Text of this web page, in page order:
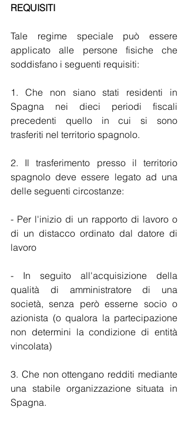
REQUISITI
Tale regime speciale può essere
applicato alle persone fisiche che
soddisfano i seguenti requisiti:
1. Che non siano stati residenti in
Spagna nei dieci periodi fiscali
precedenti quello in cui si sono
trasferiti nel territorio spagnolo.
2. Il trasferimento presso il territorio
spagnolo deve essere legato ad una
delle seguenti circostanze:
- Per l'inizio di un rapporto di lavoro o
di un distacco ordinato dal datore di
lavoro
- In seguito all'acquisizione della
qualità di amministratore di una
società, senza però esserne socio o
azionista (o qualora la partecipazione
non determini la condizione di entità
vincolata)
3. Che non ottengano redditi mediante
una stabile organizzazione situata in
Spagna.